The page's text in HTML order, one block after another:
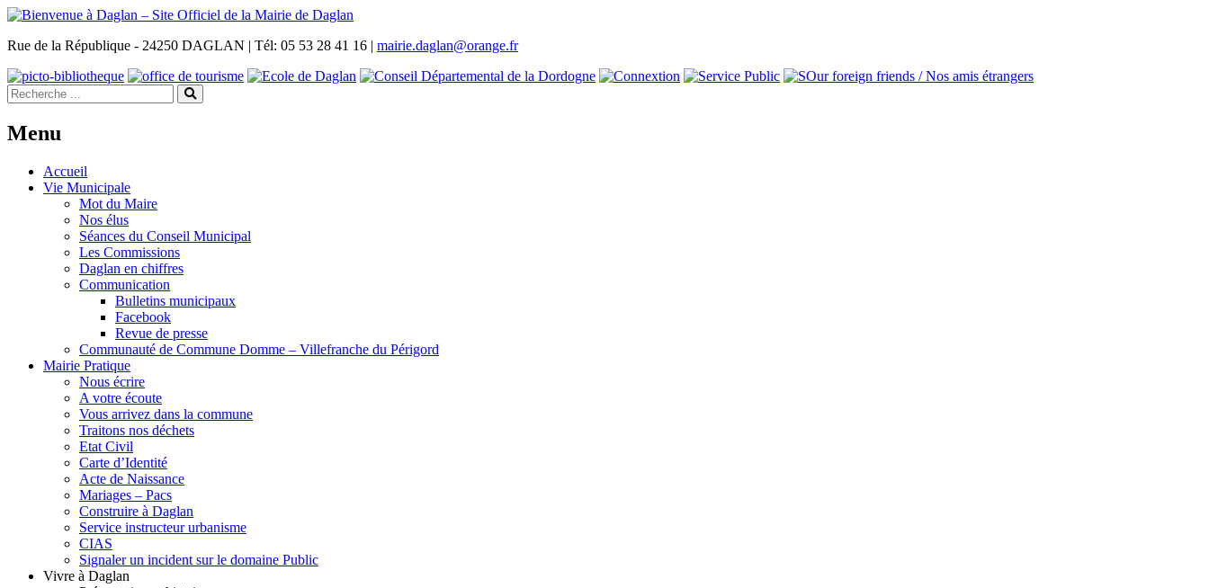
Rue de la République - 24250 DAGLAN | Tél: 05 53 28 41 16 | mairie.daglan@orange.fr
Menu
Accueil
Vie Municipale
Mot du Maire
Nos élus
Séances du Conseil Municipal
Les Commissions
Daglan en chiffres
Communication
Bulletins municipaux
Facebook
Revue de presse
Communauté de Commune Domme – Villefranche du Périgord
Mairie Pratique
Nous écrire
A votre écoute
Vous arrivez dans la commune
Traitons nos déchets
Etat Civil
Carte d’Identité
Acte de Naissance
Mariages – Pacs
Construire à Daglan
Service instructeur urbanisme
CIAS
Signaler un incident sur le domaine Public
Vivre à Daglan